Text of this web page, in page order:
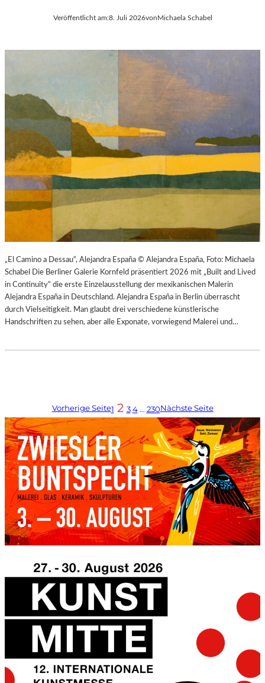
Veröffentlicht am:8. Juli 2026vonMichaela Schabel
„El Camino a Dessau“, Alejandra España © Alejandra España, Foto: Michaela
Schabel Die Berliner Galerie Kornfeld präsentiert 2026 mit „Built and Lived
in Continuity“ die erste Einzelausstellung der mexikanischen Malerin
Alejandra España in Deutschland. Alejandra España in Berlin überrascht
durch Vielseitigkeit. Man glaubt drei verschiedene künstlerische
Handschriften zu sehen, aber alle Exponate, vorwiegend Malerei und…
Vorherige Seite1 2 3 4 … 230Nächste Seite